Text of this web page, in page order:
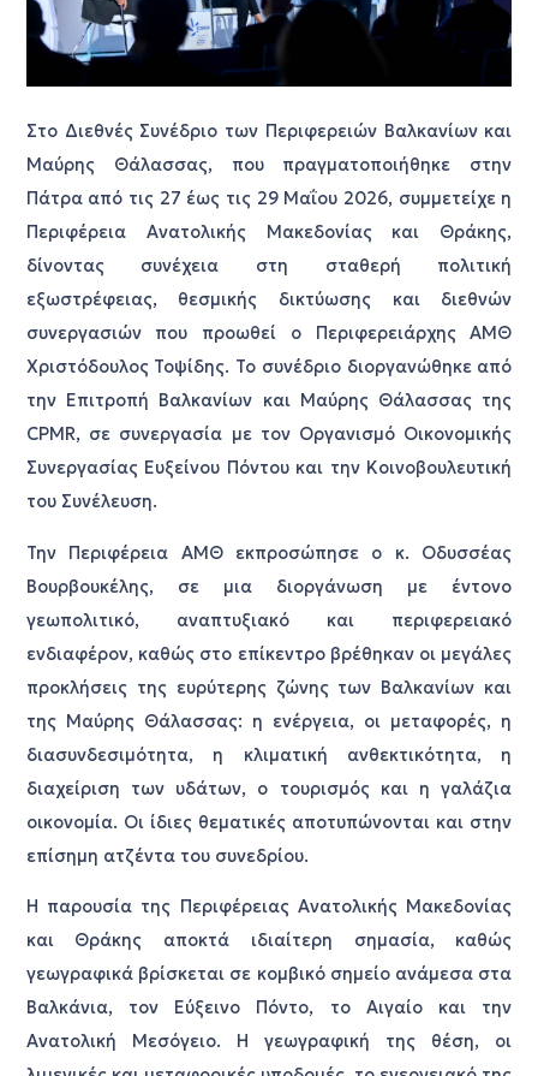
Στο Διεθνές Συνέδριο των Περιφερειών Βαλκανίων και
Μαύρης Θάλασσας, που πραγματοποιήθηκε στην
Πάτρα από τις 27 έως τις 29 Μαΐου 2026, συμμετείχε η
Περιφέρεια Ανατολικής Μακεδονίας και Θράκης,
δίνοντας συνέχεια στη σταθερή πολιτική
εξωστρέφειας, θεσμικής δικτύωσης και διεθνών
συνεργασιών που προωθεί ο Περιφερειάρχης ΑΜΘ
Χριστόδουλος Τοψίδης. Το συνέδριο διοργανώθηκε από
την Επιτροπή Βαλκανίων και Μαύρης Θάλασσας της
CPMR, σε συνεργασία με τον Οργανισμό Οικονομικής
Συνεργασίας Ευξείνου Πόντου και την Κοινοβουλευτική
του Συνέλευση.
Την Περιφέρεια ΑΜΘ εκπροσώπησε ο κ. Οδυσσέας
Βουρβουκέλης, σε μια διοργάνωση με έντονο
γεωπολιτικό, αναπτυξιακό και περιφερειακό
ενδιαφέρον, καθώς στο επίκεντρο βρέθηκαν οι μεγάλες
προκλήσεις της ευρύτερης ζώνης των Βαλκανίων και
της Μαύρης Θάλασσας: η ενέργεια, οι μεταφορές, η
διασυνδεσιμότητα, η κλιματική ανθεκτικότητα, η
διαχείριση των υδάτων, ο τουρισμός και η γαλάζια
οικονομία. Οι ίδιες θεματικές αποτυπώνονται και στην
επίσημη ατζέντα του συνεδρίου.
Η παρουσία της Περιφέρειας Ανατολικής Μακεδονίας
και Θράκης αποκτά ιδιαίτερη σημασία, καθώς
γεωγραφικά βρίσκεται σε κομβικό σημείο ανάμεσα στα
Βαλκάνια, τον Εύξεινο Πόντο, το Αιγαίο και την
Ανατολική Μεσόγειο. Η γεωγραφική της θέση, οι